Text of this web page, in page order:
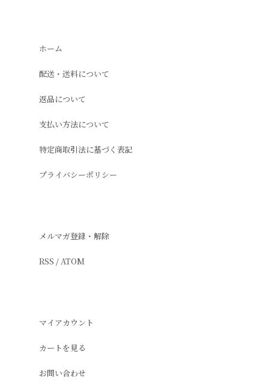
ホーム
配送・送料について
返品について
支払い方法について
特定商取引法に基づく表記
プライバシーポリシー
メルマガ登録・解除
RSS /ATOM
マイアカウント
カートを見る
お問い合わせ